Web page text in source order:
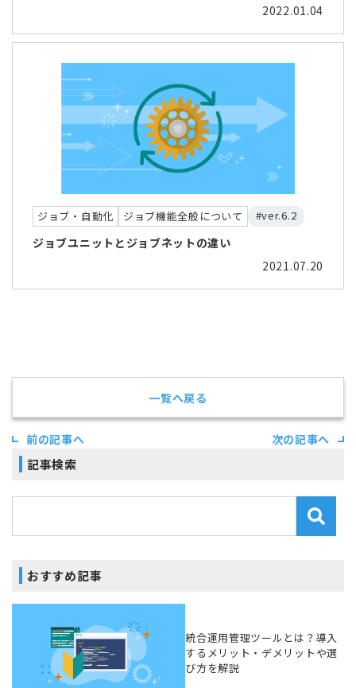
2022.01.04
ジョブ・自動化 ジョブ機能全般について #ver.6.2
ジョブユニットとジョブネットの違い
2021.07.20
前の記事へ
一覧へ戻る
次の記事へ
記事検索
おすすめ記事
統合運用管理ツールとは？導入
するメリット・デメリットや選
び方を解説